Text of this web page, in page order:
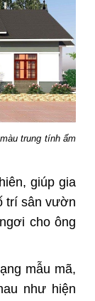
trung tính ấm
giúp gia
trí sân vườn
cho ông
mẫu mã,
như hiện